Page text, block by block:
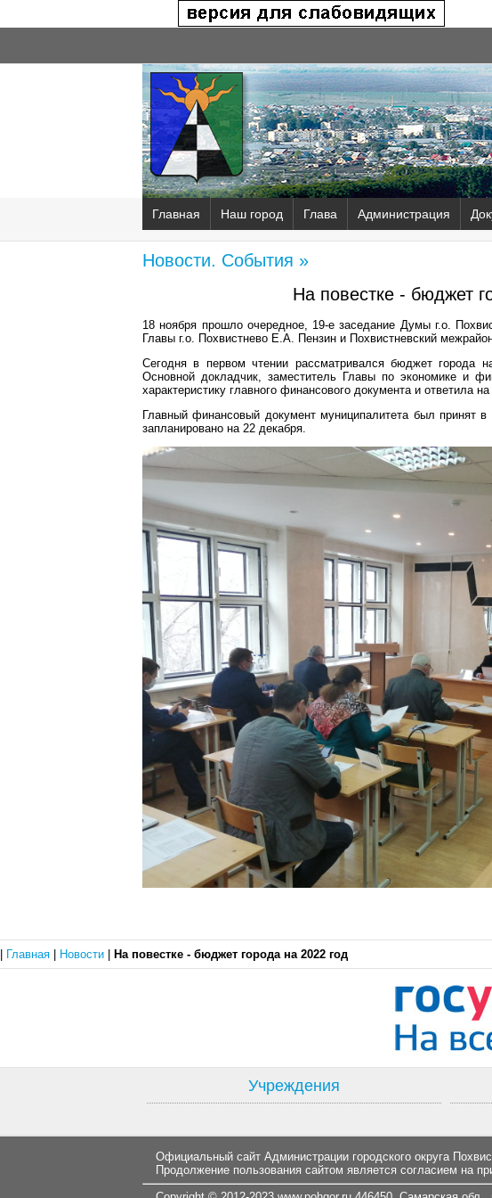
Главная Наш город Глава Администрация
Новости. События »
На повестке - бюджет
18 ноября прошло очередное, 19-е заседание Думы г.о.
Главы г.о. Похвистнево Е.А. Пензин и Похвистневский
Сегодня в первом чтении рассматривался бюджет города
Основной докладчик, заместитель Главы по экономике и
характеристику главного финансового документа и ответила
Главный финансовый документ муниципалитета был принят
запланировано на 22 декабря.
Главная Новости На повестке - бюджет города на 2022 год
Учреждения
Официальный сайт Администрации городского округа
Продолжение пользования сайтом является согласием на